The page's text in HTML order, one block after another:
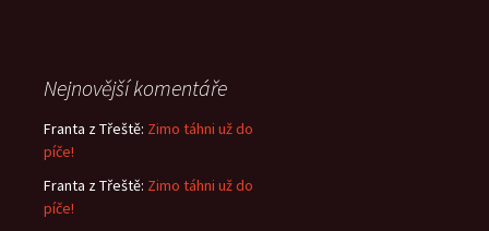
Nejnovější komentáře
Franta z Třeště: Zimo táhni už do
píče!
Franta z Třeště: Zimo táhni už do
píče!